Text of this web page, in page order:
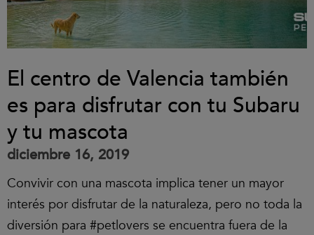
El centro de Valencia también
es para disfrutar con tu Subaru
y tu mascota
diciembre 16, 2019
Convivir con una mascota implica tener un mayor
interés por disfrutar de la naturaleza, pero no toda la
diversión para #petlovers se encuentra fuera de la